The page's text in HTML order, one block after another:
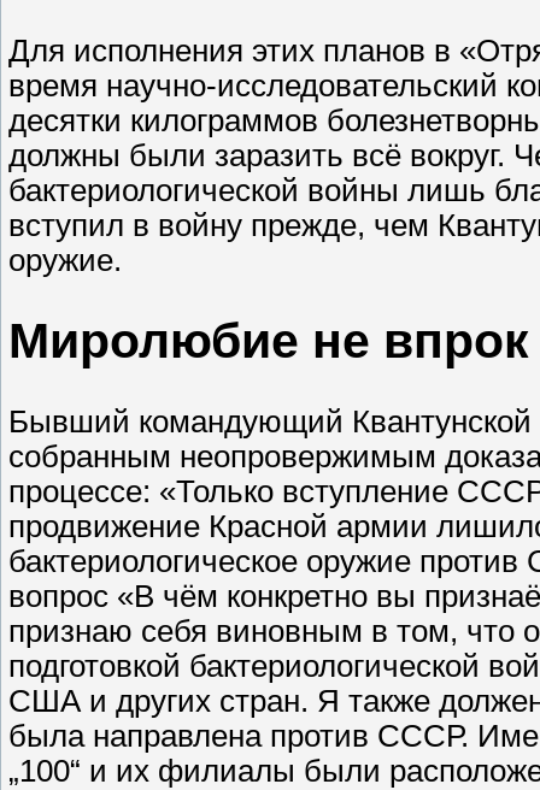
Для исполнения этих планов в
время научно-исследовательский
десятки килограммов
должны были заразить всё вокруг.
бактериологической войны лишь
вступил в войну прежде, чем
оружие.
Миролюбие не впрок
Бывший командующий
собранным неопровержимым
процессе: «Только вступление
продвижение Красной армии
бактериологическое оружие
вопрос «В чём конкретно вы
признаю себя виновным в том, что
подготовкой бактериологической
США и других стран. Я также
была направлена против СССР.
„100“ и их филиалы были